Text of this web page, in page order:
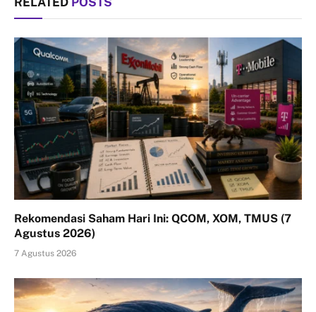
Rekomendasi Saham Hari Ini: QCOM, XOM, TMUS (7
Agustus 2026)
7 Agustus 2026